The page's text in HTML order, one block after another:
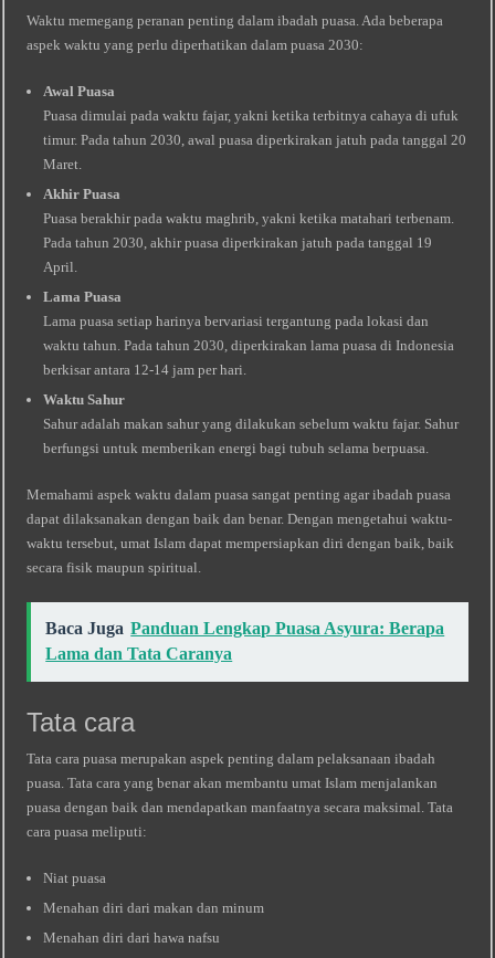
Waktu memegang peranan penting dalam ibadah puasa. Ada beberapa
aspek waktu yang perlu diperhatikan dalam puasa 2030:
Awal Puasa
Puasa dimulai pada waktu fajar, yakni ketika terbitnya cahaya di ufuk
timur. Pada tahun 2030, awal puasa diperkirakan jatuh pada tanggal 20
Maret.
Akhir Puasa
Puasa berakhir pada waktu maghrib, yakni ketika matahari terbenam.
Pada tahun 2030, akhir puasa diperkirakan jatuh pada tanggal 19
April.
Lama Puasa
Lama puasa setiap harinya bervariasi tergantung pada lokasi dan
waktu tahun. Pada tahun 2030, diperkirakan lama puasa di Indonesia
berkisar antara 12-14 jam per hari.
Waktu Sahur
Sahur adalah makan sahur yang dilakukan sebelum waktu fajar. Sahur
berfungsi untuk memberikan energi bagi tubuh selama berpuasa.
Memahami aspek waktu dalam puasa sangat penting agar ibadah puasa
dapat dilaksanakan dengan baik dan benar. Dengan mengetahui waktu-
waktu tersebut, umat Islam dapat mempersiapkan diri dengan baik, baik
secara fisik maupun spiritual.
Baca Juga Panduan Lengkap Puasa Asyura: Berapa
Lama dan Tata Caranya
Tata cara
Tata cara puasa merupakan aspek penting dalam pelaksanaan ibadah
puasa. Tata cara yang benar akan membantu umat Islam menjalankan
puasa dengan baik dan mendapatkan manfaatnya secara maksimal. Tata
cara puasa meliputi:
Niat puasa
Menahan diri dari makan dan minum
Menahan diri dari hawa nafsu